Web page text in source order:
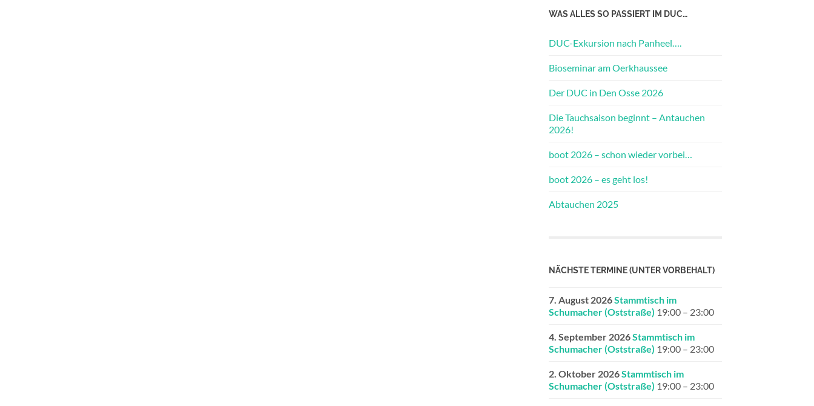
WAS ALLES SO PASSIERT IM DUC…
DUC-Exkursion nach Panheel….
Bioseminar am Oerkhaussee
Der DUC in Den Osse 2026
Die Tauchsaison beginnt – Antauchen
2026!
boot 2026 – schon wieder vorbei…
boot 2026 – es geht los!
Abtauchen 2025
NÄCHSTE TERMINE (UNTER VORBEHALT)
7. August 2026Stammtisch im
Schumacher (Oststraße) 19:00 – 23:00
4. September 2026Stammtisch im
Schumacher (Oststraße) 19:00 – 23:00
2. Oktober 2026Stammtisch im
Schumacher (Oststraße) 19:00 – 23:00